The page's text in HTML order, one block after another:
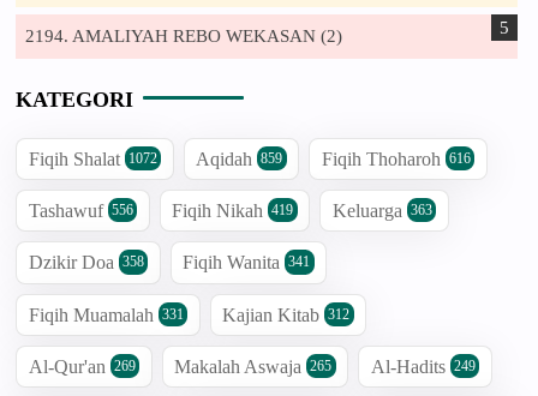
2194. AMALIYAH REBO WEKASAN (2)
KATEGORI
Fiqih Shalat 1072 Aqidah 859 Fiqih Thoharoh 616
Tashawuf 556 Fiqih Nikah 419 Keluarga 363
Dzikir Doa 358 Fiqih Wanita 341
Fiqih Muamalah 331 Kajian Kitab 312
Al-Qur'an 269 Makalah Aswaja 265 Al-Hadits 249